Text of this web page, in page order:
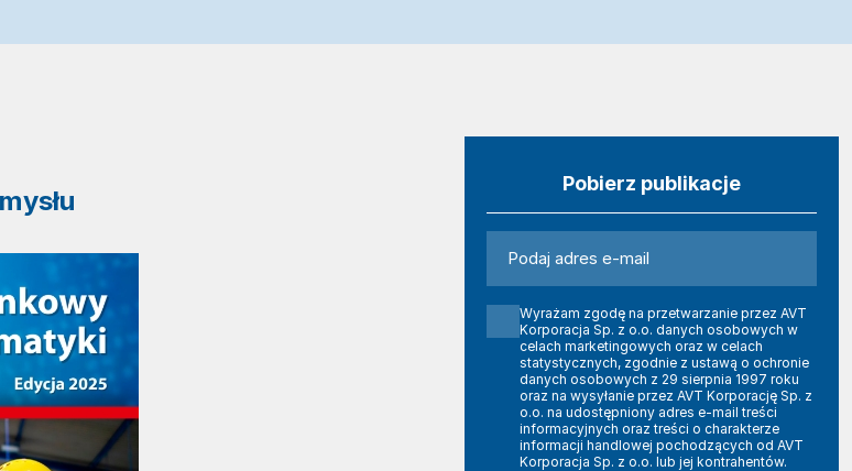
Pobierz publikacje
Wyrażam zgodę na przetwarzanie przez AVT
Korporacja Sp. z o.o. danych osobowych w
celach marketingowych oraz w celach
statystycznych, zgodnie z ustawą o ochronie
danych osobowych z 29 sierpnia 1997 roku
oraz na wysyłanie przez AVT Korporację Sp. z
o.o. na udostępniony adres e-mail treści
informacyjnych oraz treści o charakterze
informacji handlowej pochodzących od AVT
Korporacja Sp. z o.o. lub jej kontrahentów.